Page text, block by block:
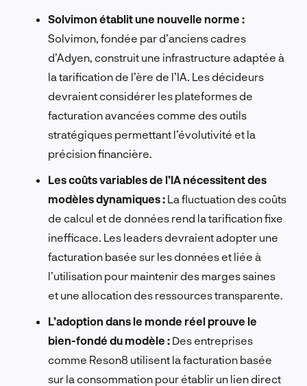
Solvimon établit une nouvelle norme :
Solvimon, fondée par d’anciens cadres
d’Adyen, construit une infrastructure adaptée à
la tarification de l’ère de l’IA. Les décideurs
devraient considérer les plateformes de
facturation avancées comme des outils
stratégiques permettant l’évolutivité et la
précision financière.
Les coûts variables de l’IA nécessitent des
modèles dynamiques : La fluctuation des coûts
de calcul et de données rend la tarification fixe
inefficace. Les leaders devraient adopter une
facturation basée sur les données et liée à
l’utilisation pour maintenir des marges saines
et une allocation des ressources transparente.
L’adoption dans le monde réel prouve le
bien-fondé du modèle : Des entreprises
comme Reson8 utilisent la facturation basée
sur la consommation pour établir un lien direct